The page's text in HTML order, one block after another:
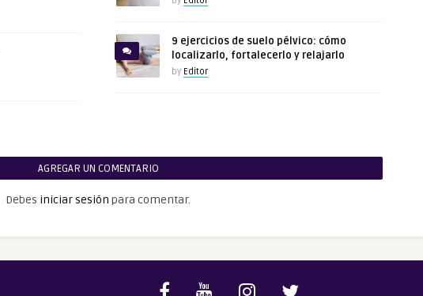
9 ejercicios de suelo pélvico: cómo
localizarlo, fortalecerlo y relajarlo
by Editor
AGREGAR UN COMENTARIO
Debes iniciar sesión para comentar.